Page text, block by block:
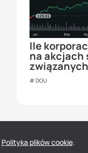
Ile
na akcjach
DOU
Polityka plików cookie.